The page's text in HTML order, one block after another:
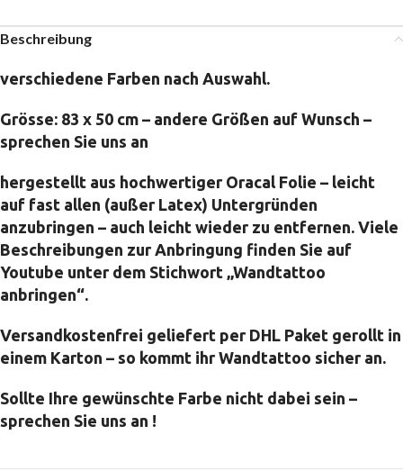
Beschreibung
verschiedene Farben nach Auswahl.
Grösse: 83 x 50 cm – andere Größen auf Wunsch –
sprechen Sie uns an
hergestellt aus hochwertiger Oracal Folie – leicht
auf fast allen (außer Latex) Untergründen
anzubringen – auch leicht wieder zu entfernen. Viele
Beschreibungen zur Anbringung finden Sie auf
Youtube unter dem Stichwort „Wandtattoo
anbringen“.
Versandkostenfrei geliefert per DHL Paket gerollt in
einem Karton – so kommt ihr Wandtattoo sicher an.
Sollte Ihre gewünschte Farbe nicht dabei sein –
sprechen Sie uns an !